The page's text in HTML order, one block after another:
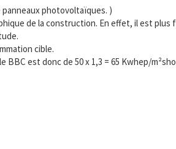
panneaux photovoltaïques. )
de la construction. En effet, il est plus
cible.
est donc de 50 x 1,3 = 65 Kwhep/